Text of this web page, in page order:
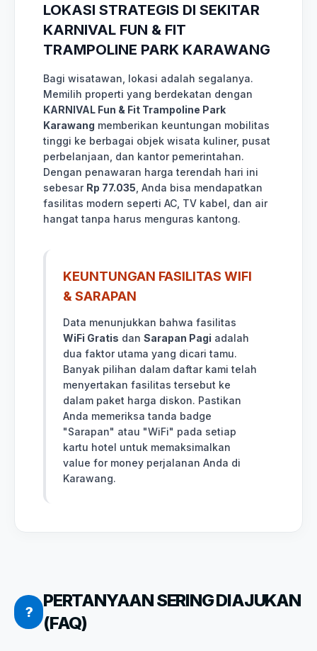
LOKASI STRATEGIS DI SEKITAR
KARNIVAL FUN & FIT
TRAMPOLINE PARK KARAWANG
Bagi wisatawan, lokasi adalah segalanya.
Memilih properti yang berdekatan dengan
KARNIVAL Fun & Fit Trampoline Park
Karawang memberikan keuntungan mobilitas
tinggi ke berbagai objek wisata kuliner, pusat
perbelanjaan, dan kantor pemerintahan.
Dengan penawaran harga terendah hari ini
sebesar Rp 77.035 , Anda bisa mendapatkan
fasilitas modern seperti AC, TV kabel, dan air
hangat tanpa harus menguras kantong.
KEUNTUNGAN FASILITAS WIFI
& SARAPAN
Data menunjukkan bahwa fasilitas
WiFi Gratis dan Sarapan Pagi adalah
dua faktor utama yang dicari tamu.
Banyak pilihan dalam daftar kami telah
menyertakan fasilitas tersebut ke
dalam paket harga diskon. Pastikan
Anda memeriksa tanda badge
"Sarapan" atau "WiFi" pada setiap
kartu hotel untuk memaksimalkan
value for money perjalanan Anda di
Karawang.
?
PERTANYAAN SERING DIAJUKAN
(FAQ)